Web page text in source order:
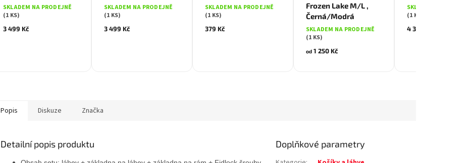
SKLADEM NA PRODEJNĚ
(1 KS)
3 499 Kč
SKLADEM NA PRODEJNĚ
(1 KS)
3 499 Kč
SKLADEM NA PRODEJNĚ
(1 KS)
379 Kč
Frozen Lake M/L ,
Černá/Modrá
SKLADEM NA PRODEJNĚ
(1 KS)
od 1 250 Kč
SKLADEM NA
(1 KS)
4 310 Kč
Popis Diskuze Značka
Detailní popis produktu Doplňkové parametry